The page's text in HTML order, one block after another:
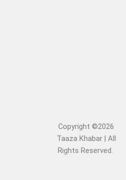
Copyright ©2026
Taaza Khabar | All
Rights Reserved.​